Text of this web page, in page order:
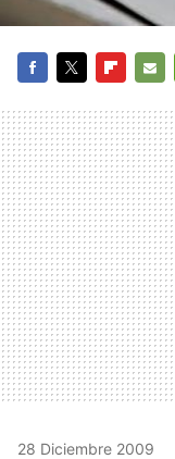
MAIL
28 Diciembre 2009